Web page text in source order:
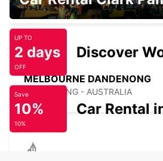
FRANKSTON - AUSTRALIA
MELBOURNE DANDENONG
DANDENONG - AUSTRALIA
UP TO
2 days
OFF
Discover
Save
10%
10%
Car Rental